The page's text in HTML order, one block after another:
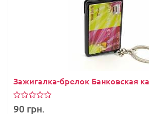
Зажигалка-брелок Банковская
90 грн.